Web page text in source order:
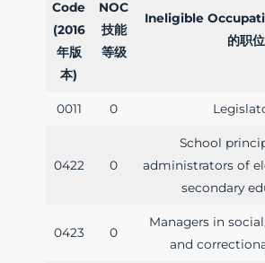
Code
(2016
年版
本)
NOC
技能
等级
Ineligible
的职位
0011 0
0422 0
School
administrators of
secondary
0423 0
Managers in
and